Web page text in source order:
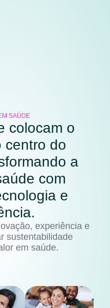
SAÚDE
colocam o
centro do
a
com
e
experiência e
sustentabilidade
em saúde.